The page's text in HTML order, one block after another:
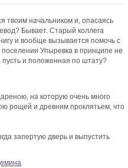
твоим начальником и, опасаясь
Бывает. Старый коллега
и вообще вызывается помочь с
Упыревка в принципе не
и положенная по штату?
на которую очень много
рощей и древним проклятьем, что
запертую дверь и выпустить